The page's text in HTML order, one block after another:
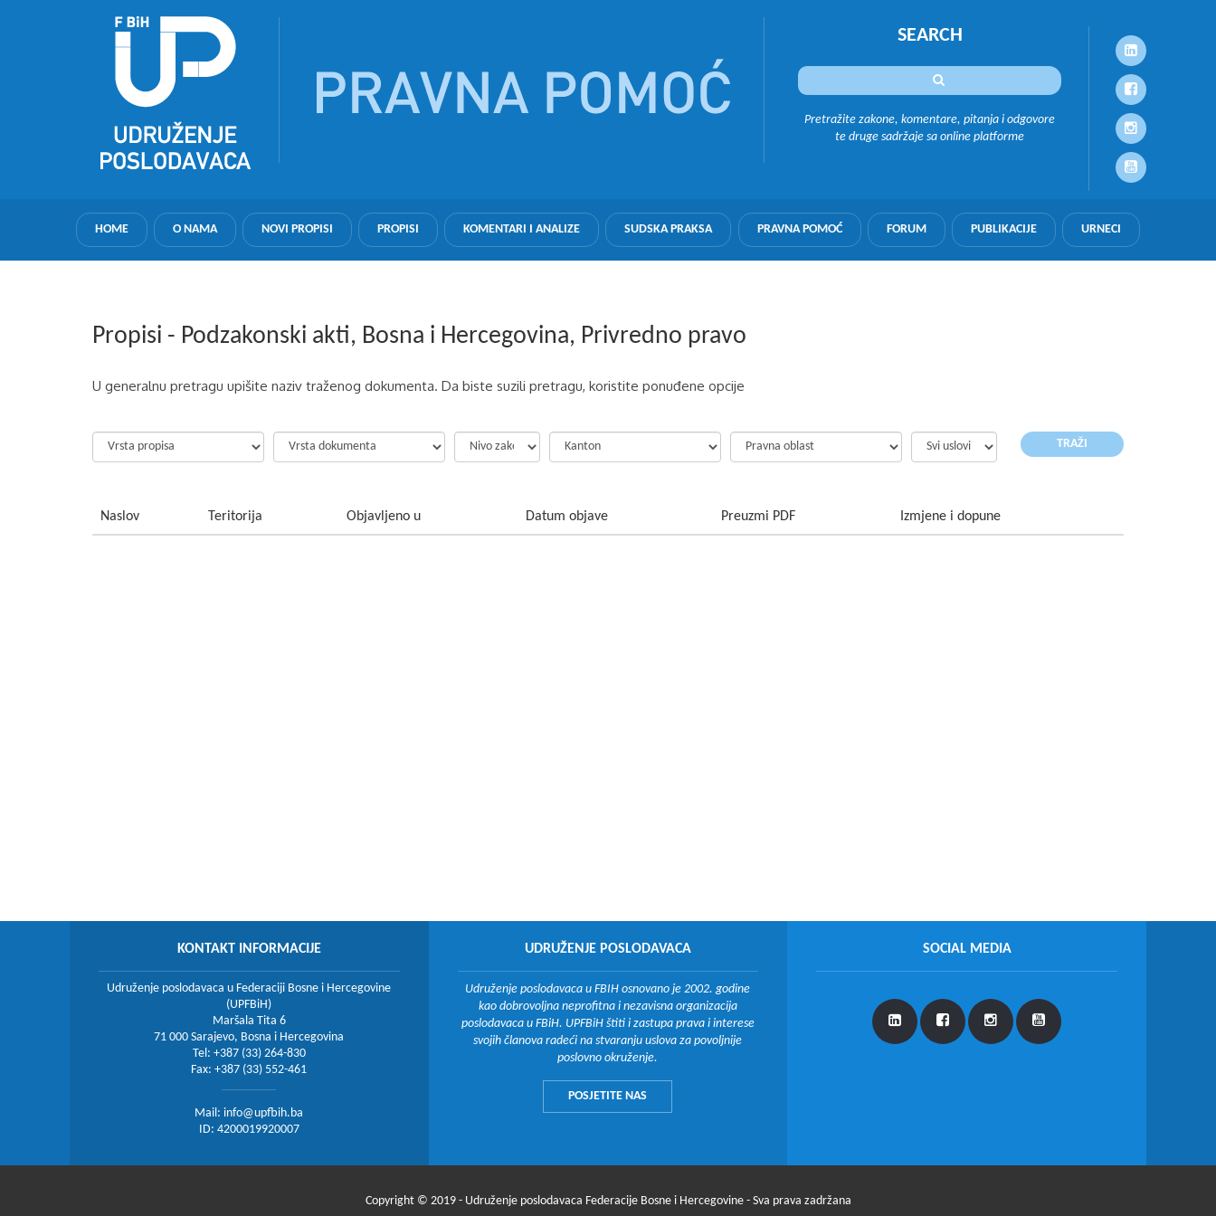
SEARCH
Pretražite zakone, komentare, pitanja i odgovore
te druge sadržaje sa online platforme
HOME O NAMA NOVI PROPISI PROPISI KOMENTARI I ANALIZE SUDSKA PRAKSA PRAVNA POMOĆ FORUM PUBLIKACIJE URNECI
Propisi - Podzakonski akti, Bosna i Hercegovina, Privredno pravo
U generalnu pretragu upišite naziv traženog dokumenta. Da biste suzili pretragu, koristite ponuđene opcije
Naslov Teritorija Objavljeno u Datum objave Preuzmi PDF Izmjene i dopune
KONTAKT INFORMACIJE
Udruženje poslodavaca u Federaciji Bosne i Hercegovine
(UPFBiH)
Maršala Tita 6
71 000 Sarajevo, Bosna i Hercegovina
Tel: +387 (33) 264-830
Fax: +387 (33) 552-461
Mail: info@upfbih.ba
ID: 4200019920007
UDRUŽENJE POSLODAVACA
Udruženje poslodavaca u FBIH osnovano je 2002. godine
kao dobrovoljna neprofitna i nezavisna organizacija
poslodavaca u FBiH. UPFBiH štiti i zastupa prava i interese
svojih članova radeći na stvaranju uslova za povoljnije
poslovno okruženje.
POSJETITE NAS
SOCIAL MEDIA
Copyright © 2019 - Udruženje poslodavaca Federacije Bosne i Hercegovine - Sva prava zadržana